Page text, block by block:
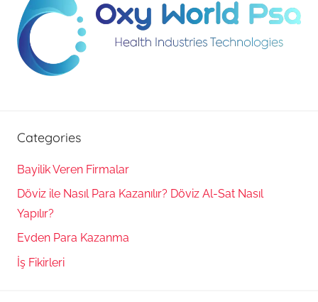
Categories
Bayilik Veren Firmalar
Döviz ile Nasıl Para Kazanılır? Döviz Al-Sat Nasıl
Yapılır?
Evden Para Kazanma
İş Fikirleri